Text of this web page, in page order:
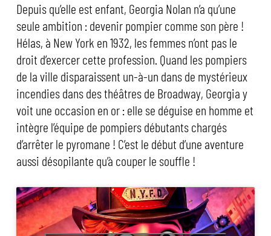
Depuis qu’elle est enfant, Georgia Nolan n’a qu’une
seule ambition : devenir pompier comme son père !
Hélas, à New York en 1932, les femmes n’ont pas le
droit d’exercer cette profession. Quand les pompiers
de la ville disparaissent un-à-un dans de mystérieux
incendies dans des théâtres de Broadway, Georgia y
voit une occasion en or : elle se déguise en homme et
intègre l’équipe de pompiers débutants chargés
d’arrêter le pyromane ! C’est le début d’une aventure
aussi désopilante qu’à couper le souffle !